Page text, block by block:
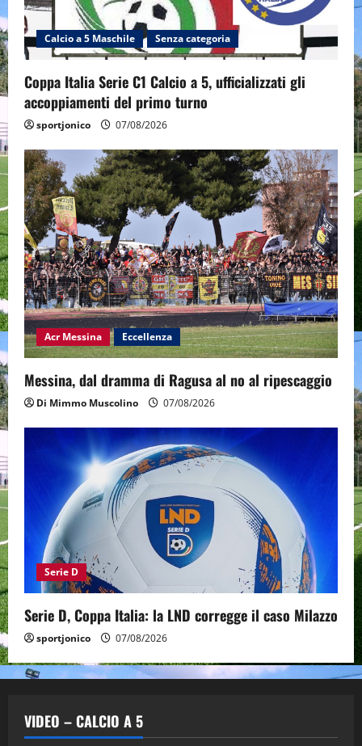
Calcio a 5 Maschile Senza categoria
Coppa Italia Serie C1 Calcio a 5, ufficializzati gli
accoppiamenti del primo turno
sportjonico 07/08/2026
Acr Messina Eccellenza
Messina, dal dramma di Ragusa al no al ripescaggio
Di Mimmo Muscolino 07/08/2026
Serie D
Serie D, Coppa Italia: la LND corregge il caso Milazzo
sportjonico 07/08/2026
VIDEO – CALCIO A 5